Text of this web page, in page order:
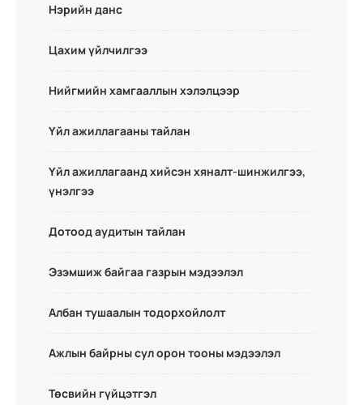
Нэрийн данс
Цахим үйлчилгээ
Нийгмийн хамгааллын хэлэлцээр
Үйл ажиллагааны тайлан
Үйл ажиллагаанд хийсэн хяналт-шинжилгээ,
үнэлгээ
Дотоод аудитын тайлан
Эзэмшиж байгаа газрын мэдээлэл
Албан тушаалын тодорхойлолт
Ажлын байрны сул орон тооны мэдээлэл
Төсвийн гүйцэтгэл